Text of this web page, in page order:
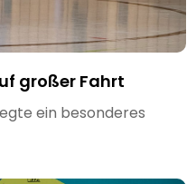
großer Fahrt
ein besonderes